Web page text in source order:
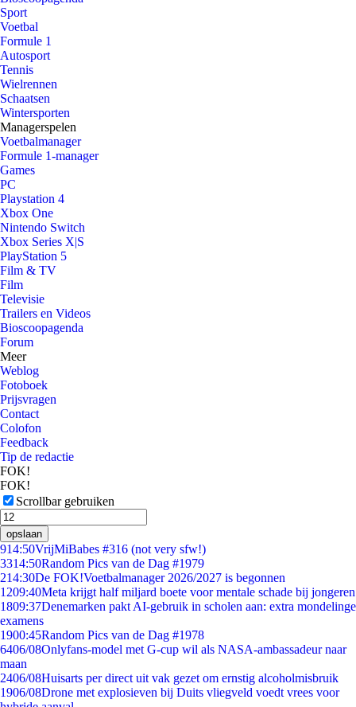
Sport
Voetbal
Formule 1
Autosport
Tennis
Wielrennen
Schaatsen
Wintersporten
Managerspelen
Voetbalmanager
Formule 1-manager
Games
PC
Playstation 4
Xbox One
Nintendo Switch
Xbox Series X|S
PlayStation 5
Film & TV
Film
Televisie
Trailers en Videos
Bioscoopagenda
Forum
Meer
Weblog
Fotoboek
Prijsvragen
Contact
Colofon
Feedback
Tip de redactie
FOK!
FOK!
Scrollbar gebruiken
opslaan
914:50VrijMiBabes #316 (not very sfw!)
3314:50Random Pics van de Dag #1979
214:30De FOK!Voetbalmanager 2026/2027 is begonnen
1209:40Meta krijgt half miljard boete voor mentale schade bij jongeren
1809:37Denemarken pakt AI-gebruik in scholen aan: extra mondelinge
examens
1900:45Random Pics van de Dag #1978
6406/08Onlyfans-model met G-cup wil als NASA-ambassadeur naar
maan
2406/08Huisarts per direct uit vak gezet om ernstig alcoholmisbruik
1906/08Drone met explosieven bij Duits vliegveld voedt vrees voor